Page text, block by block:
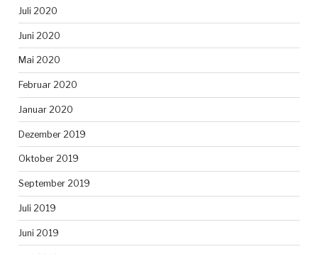
Juli 2020
Juni 2020
Mai 2020
Februar 2020
Januar 2020
Dezember 2019
Oktober 2019
September 2019
Juli 2019
Juni 2019